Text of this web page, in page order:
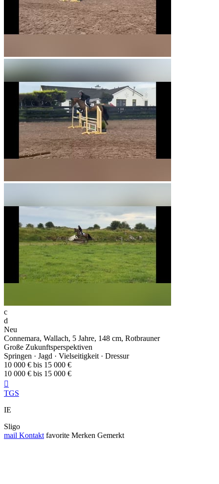
c
d
Neu
Connemara, Wallach, 5 Jahre, 148 cm, Rotbrauner
Große Zukunftsperspektiven
Springen · Jagd · Vielseitigkeit · Dressur
10 000 € bis 15 000 €
10 000 € bis 15 000 €

TGS
IE
Sligo
mail Kontakt favorite Merken Gemerkt